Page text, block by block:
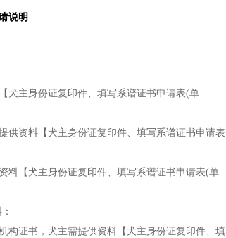
说明
主身份证复印件、填写系谱证书申请表(单
资料【犬主身份证复印件、填写系谱证书申请表
【犬主身份证复印件、填写系谱证书申请表(单
证书，犬主需提供资料【犬主身份证复印件、填